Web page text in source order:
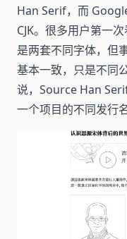
Han Serif，而
CJK。很多用户第一
是两套不同字体，但
基本一致，只是不同
说，Source Han
一个项目的不同发行名